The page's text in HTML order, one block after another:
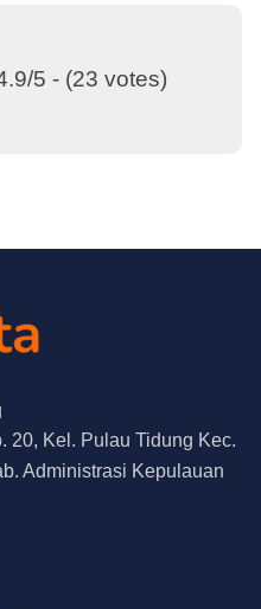
5 - (23 votes)
20, Kel. Pulau Tidung Kec.
Administrasi Kepulauan